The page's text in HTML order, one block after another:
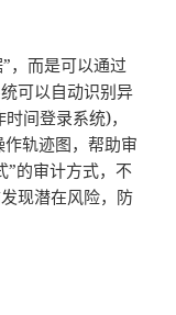
，而是可以通过
可以自动识别异
间登录系统)，
轨迹图，帮助审
”的审计方式，不
现潜在风险，防